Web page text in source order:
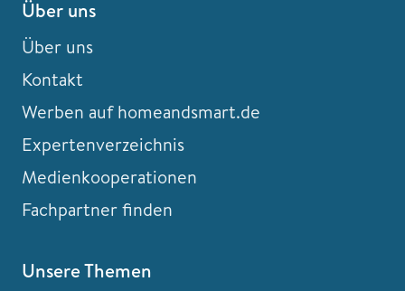
Über uns
Über uns
Kontakt
Werben auf homeandsmart.de
Expertenverzeichnis
Medienkooperationen
Fachpartner finden
Unsere Themen